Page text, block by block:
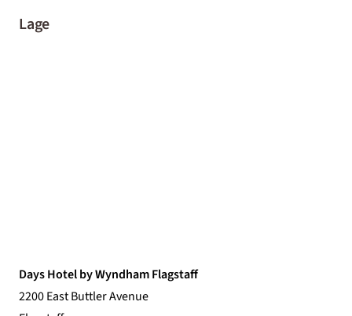
Lage
Days Hotel by Wyndham Flagstaff
2200 East Buttler Avenue